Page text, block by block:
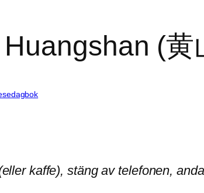
(
kaffe), stäng av telefonen,